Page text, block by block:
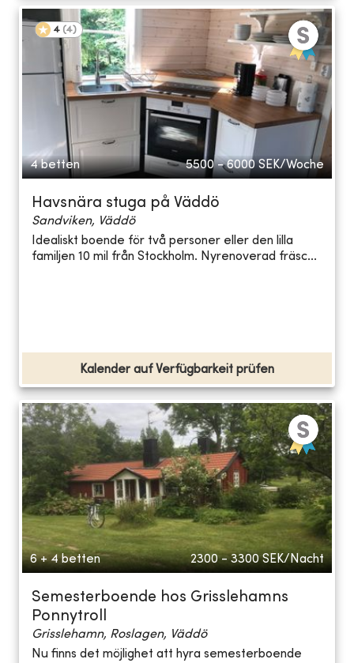
4 (4)
4 betten 5500 - 6000 SEK/Woche
Havsnära stuga på Väddö
Sandviken, Väddö
Idealiskt boende för två personer eller den lilla
familjen 10 mil från Stockholm. Nyrenoverad fräsc...
Kalender auf Verfügbarkeit prüfen
6 + 4 betten 2300 - 3300 SEK/Nacht
Semesterboende hos Grisslehamns
Ponnytroll
Grisslehamn, Roslagen, Väddö
Nu finns det möjlighet att hyra semesterboende